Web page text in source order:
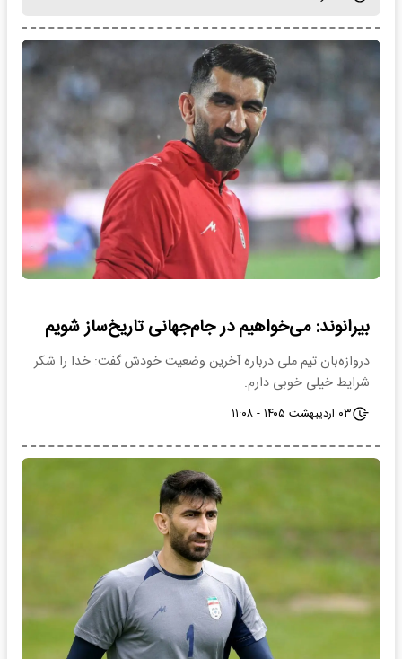
بیرانوند: می‌خواهیم در جام‌جهانی تاریخ‌ساز شویم
دروازه‌بان تیم ملی درباره آخرین وضعیت خودش گفت: خدا را شکر
شرایط خیلی خوبی دارم.
۰۳ اردیبهشت ۱۴۰۵ - ۱۱:۰۸